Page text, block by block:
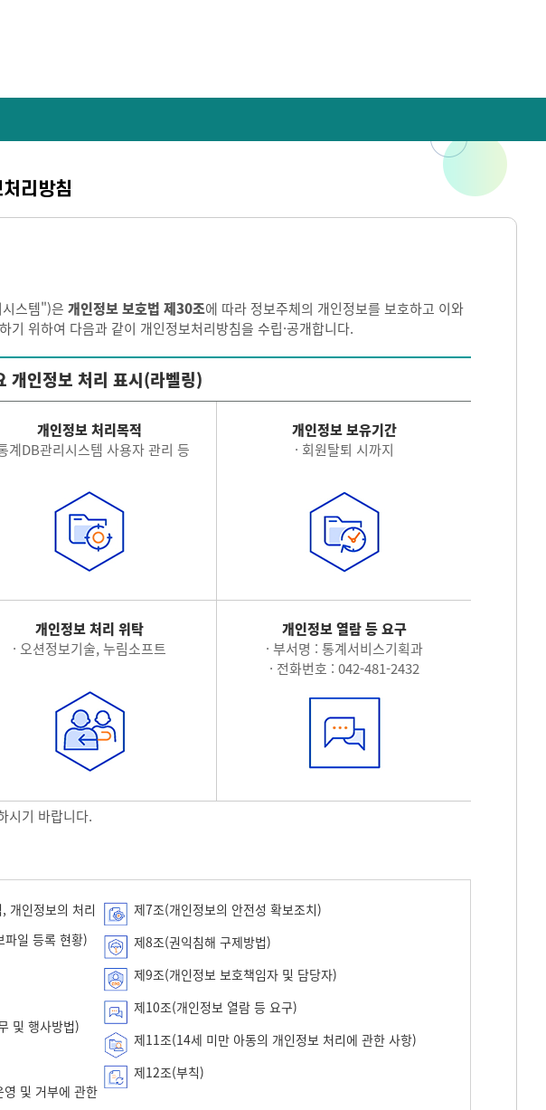
리방침
스템")은 개인정보 보호법 제30조에 따라 정보주체의 개인정보를 보호하고 이와
위하여 다음과 같이 개인정보처리방침을 수립·공개합니다.
개인정보 처리 표시(라벨링)
개인정보 처리목적
계DB관리시스템 사용자 관리 등
개인정보 보유기간
· 회원탈퇴 시까지
개인정보 처리 위탁
· 오션정보기술, 누림소프트
개인정보 열람 등 요구
· 부서명 : 통계서비스기획과
· 전화번호 : 042-481-2432
시기 바랍니다.
개인정보의 처리
파일 등록 현황)
및 행사방법)
및 거부에 관한
제7조(개인정보의 안전성 확보조치)
제8조(권익침해 구제방법)
제9조(개인정보 보호책임자 및 담당자)
제10조(개인정보 열람 등 요구)
제11조(14세 미만 아동의 개인정보 처리에 관한 사항)
제12조(부칙)